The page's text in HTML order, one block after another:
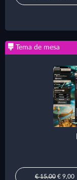
Tema de mesa
€ 15,00€ 9,00